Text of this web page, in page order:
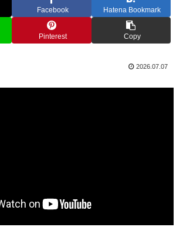
Facebook Hatena Bookmark
Pinterest Copy
2026.07.07